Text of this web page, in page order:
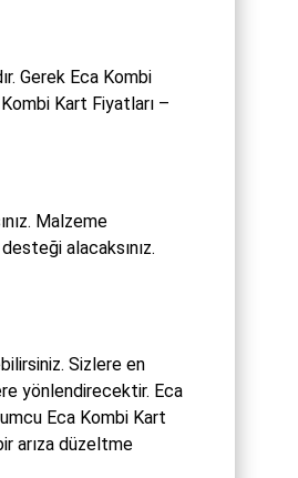
Gerek Eca Kombi
Kart Fiyatları –
Malzeme
alacaksınız.
Sizlere en
yönlendirecektir. Eca
Eca Kombi Kart
arıza düzeltme